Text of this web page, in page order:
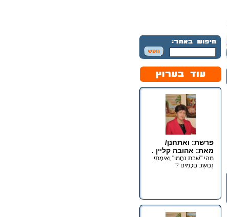
פרשת: ואתחנן/
מאת: אהובה קליין .
מַהִי "שַׁבַּת נַחֲמוּ" וְאֵימָתַי
נֵחָשֵׁב חֲכָמִים ?